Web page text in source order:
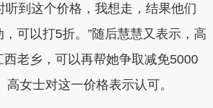
听到这个价格，我想走，结果他们
可以打5折。”随后慧慧又表示，高
老乡，可以再帮她争取减免5000
高女士对这一价格表示认可。